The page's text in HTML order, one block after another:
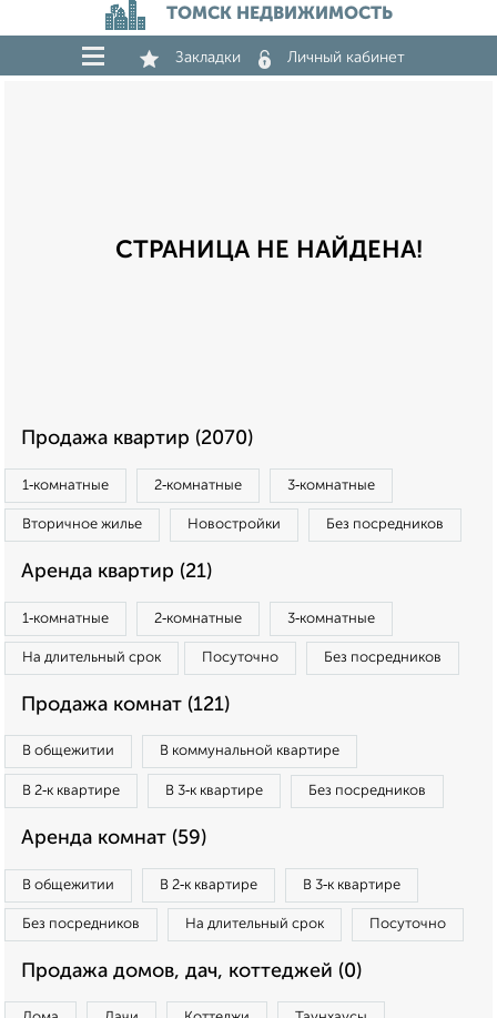
ТОМСК НЕДВИЖИМОСТЬ
Закладки Личный кабинет
СТРАНИЦА НЕ НАЙДЕНА!
Продажа квартир (2070)
1‑комнатные 2‑комнатные 3‑комнатные
Вторичное жилье Новостройки Без посредников
Аренда квартир (21)
1‑комнатные 2‑комнатные 3‑комнатные
На длительный срок Посуточно Без посредников
Продажа комнат (121)
В общежитии В коммунальной квартире
В 2‑к квартире В 3‑к квартире Без посредников
Аренда комнат (59)
В общежитии В 2‑к квартире В 3‑к квартире
Без посредников На длительный срок Посуточно
Продажа домов, дач, коттеджей (0)